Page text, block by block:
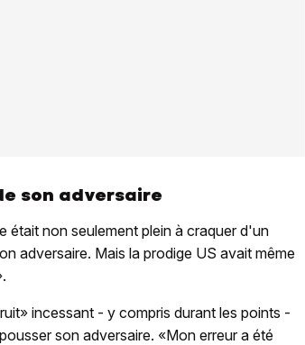
son adversaire
était non seulement plein à craquer d'un
adversaire. Mais la prodige US avait même
incessant - y compris durant les points -
son adversaire. «Mon erreur a été